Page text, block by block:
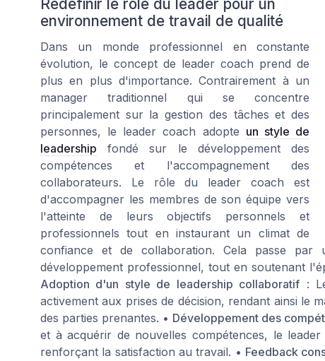
Redéfinir le rôle du leader pour un
environnement de travail de qualité
Dans un monde professionnel en constante
évolution, le concept de leader coach prend de
plus en plus d'importance. Contrairement à un
manager traditionnel qui se concentre
principalement sur la gestion des tâches et des
personnes, le leader coach adopte un style de
leadership fondé sur le développement des
compétences et l'accompagnement des
collaborateurs. Le rôle du leader coach est
d'accompagner les membres de son équipe vers
l'atteinte de leurs objectifs personnels et
professionnels tout en instaurant un climat de
confiance et de collaboration. Cela passe
développement professionnel, tout en soutenant
Adoption d'un style de leadership collaboratif :
activement aux prises de décision, rendant ainsi le
des parties prenantes. • Développement des
et à acquérir de nouvelles compétences, le
renforçant la satisfaction au travail. • Feedback